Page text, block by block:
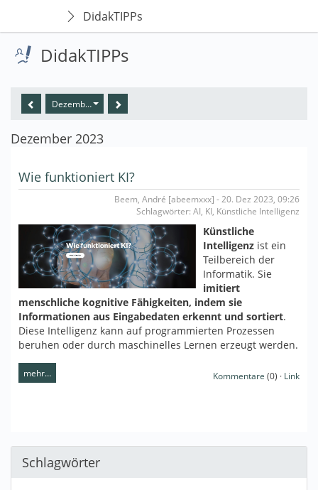
DidakTIPPs
DidakTIPPs
Dezember 2023
Dezember 2023
Wie funktioniert KI?
Beem, André [abeemxxx] - 20. Dez 2023, 09:26
Schlagwörter: AI, KI, Künstliche Intelligenz
Künstliche
Intelligenz ist ein
Teilbereich der
Informatik. Sie
imitiert
menschliche kognitive Fähigkeiten, indem sie
Informationen aus Eingabedaten erkennt und sortiert.
Diese Intelligenz kann auf programmierten Prozessen
beruhen oder durch maschinelles Lernen erzeugt werden.
mehr… Kommentare (0) · Link
Schlagwörter